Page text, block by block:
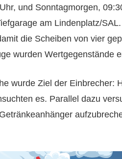
und Sonntagmorgen,
am Lindenplatz/
die Scheiben von vier
wurden Wertgegenstände
wurde Ziel der Einbrecher:
es. Parallel dazu